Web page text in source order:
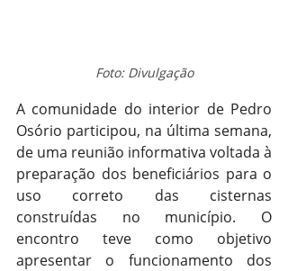
Foto: Divulgação
A comunidade do interior de Pedro
Osório participou, na última semana,
de uma reunião informativa voltada à
preparação dos beneficiários para o
uso correto das cisternas
construídas no município. O
encontro teve como objetivo
apresentar o funcionamento dos